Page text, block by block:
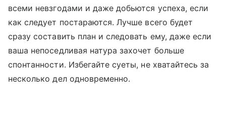
всеми невзгодами и даже добьются успеха, если
как следует постараются. Лучше всего будет
сразу составить план и следовать ему, даже если
ваша непоседливая натура захочет больше
спонтанности. Избегайте суеты, не хватайтесь за
несколько дел одновременно.